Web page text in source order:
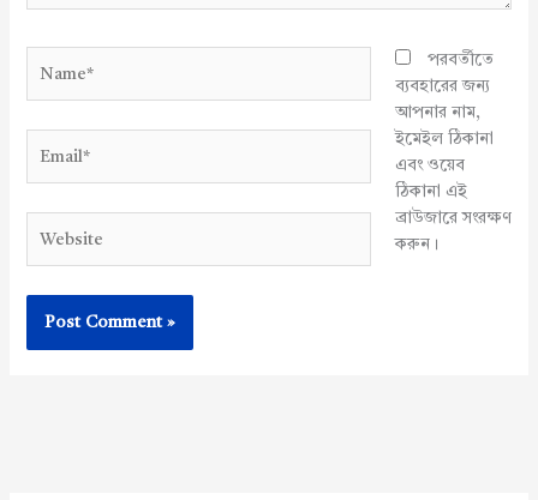
পরবর্তীতে
ব্যবহারের জন্য
আপনার নাম,
ইমেইল ঠিকানা
এবং ওয়েব
ঠিকানা এই
ব্রাউজারে সংরক্ষণ
করুন।